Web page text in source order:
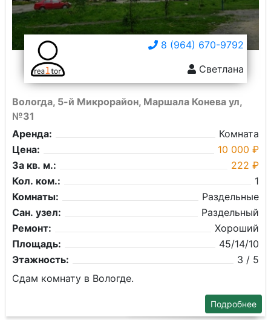
8 (964) 670-9792
Светлана
Вологда, 5-й Микрорайон, Маршала Конева ул,
№31
Аренда:
Комната
Цена:
10 000 ₽
За кв. м.:
222 ₽
Кол. ком.:
1
Комнаты:
Раздельные
Сан. узел:
Раздельный
Ремонт:
Хороший
Площадь:
45/14/10
Этажность:
3 / 5
Сдам комнату в Вологде.
Подробнее